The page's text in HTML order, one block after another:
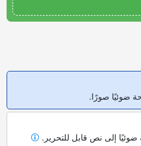
ضوئيًا صورًا.
إلى نص قابل للتحرير.